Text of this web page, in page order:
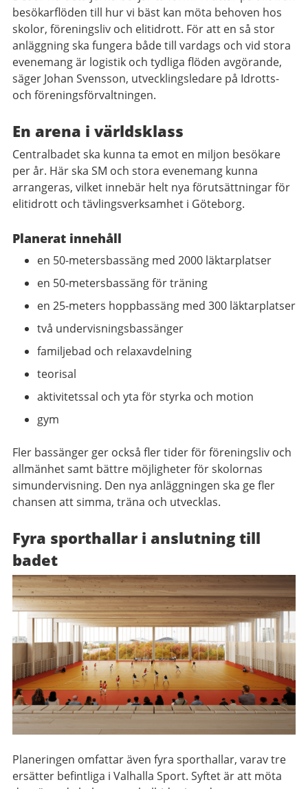
besökarflöden till hur vi bäst kan möta behoven hos
skolor, föreningsliv och elitidrott. För att en så stor
anläggning ska fungera både till vardags och vid stora
evenemang är logistik och tydliga flöden avgörande,
säger Johan Svensson, utvecklingsledare på Idrotts-
och föreningsförvaltningen.
En arena i världsklass
Centralbadet ska kunna ta emot en miljon besökare
per år. Här ska SM och stora evenemang kunna
arrangeras, vilket innebär helt nya förutsättningar för
elitidrott och tävlingsverksamhet i Göteborg.
Planerat innehåll
en 50-metersbassäng med 2000 läktarplatser
en 50-metersbassäng för träning
en 25-meters hoppbassäng med 300 läktarplatser
två undervisningsbassänger
familjebad och relaxavdelning
teorisal
aktivitetssal och yta för styrka och motion
gym
Fler bassänger ger också fler tider för föreningsliv och
allmänhet samt bättre möjligheter för skolornas
simundervisning. Den nya anläggningen ska ge fler
chansen att simma, träna och utvecklas.
Fyra sporthallar i anslutning till
badet
Planeringen omfattar även fyra sporthallar, varav tre
ersätter befintliga i Valhalla Sport. Syftet är att möta